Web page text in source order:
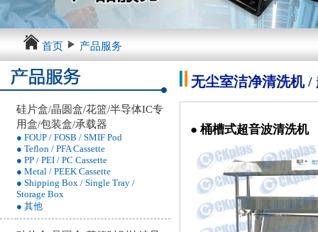
首页 产品服务
硅片盒/晶圆盒/花篮/半导体IC专
用盒/包装盒/承载器
● FOUP / FOSB / SMIF Pod
● Teflon / PFA Cassette
● PP / PEI / PC Cassette
● Metal / PEEK Cassette
● Shipping Box / Single Tray /
Storage Box
● 其他
无尘室洁净清洗机 /
● 桶槽式超音波清洗机